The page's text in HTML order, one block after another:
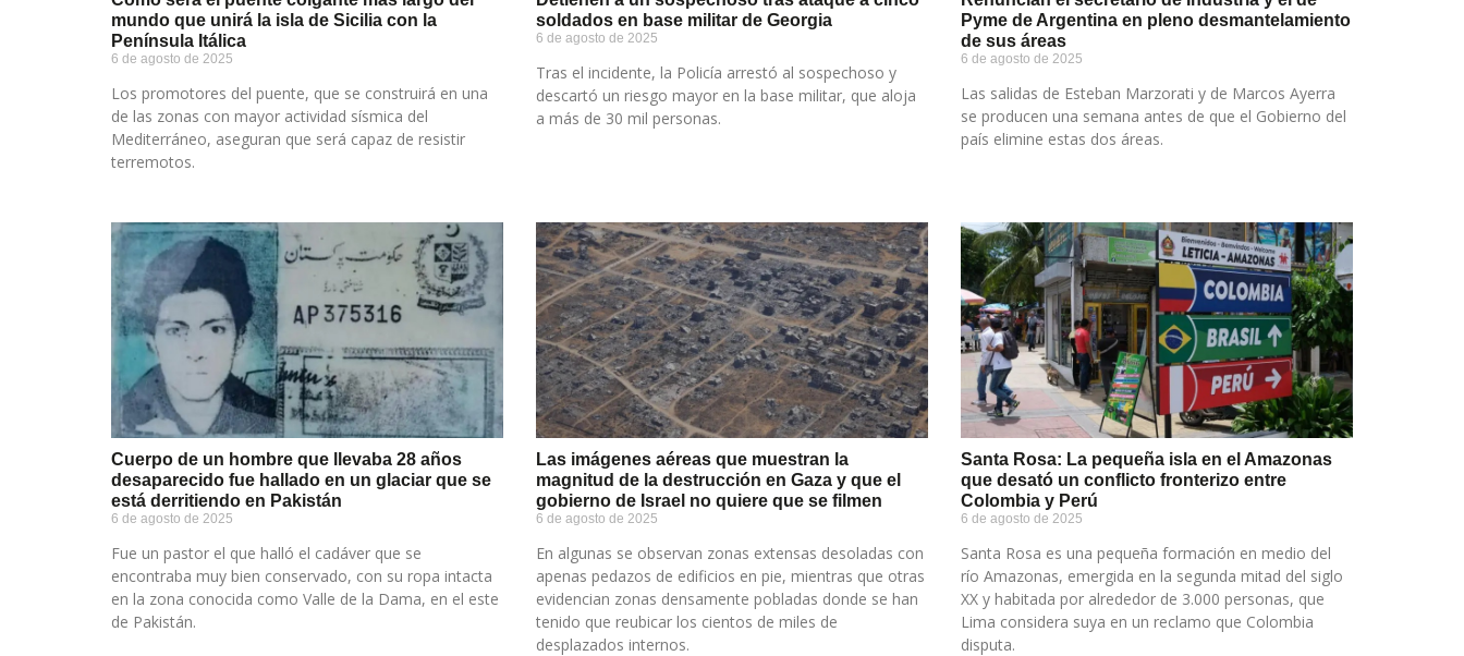
mundo que unirá la isla de Sicilia con la
Península Itálica
6 de agosto de 2025
Los promotores del puente, que se construirá en una
de las zonas con mayor actividad sísmica del
Mediterráneo, aseguran que será capaz de resistir
terremotos.
soldados en base militar de Georgia
6 de agosto de 2025
Tras el incidente, la Policía arrestó al sospechoso y
descartó un riesgo mayor en la base militar, que aloja
a más de 30 mil personas.
Pyme de Argentina en pleno desmantelamiento
de sus áreas
6 de agosto de 2025
Las salidas de Esteban Marzorati y de Marcos Ayerra
se producen una semana antes de que el Gobierno del
país elimine estas dos áreas.
Cuerpo de un hombre que llevaba 28 años
desaparecido fue hallado en un glaciar que se
está derritiendo en Pakistán
6 de agosto de 2025
Fue un pastor el que halló el cadáver que se
encontraba muy bien conservado, con su ropa intacta
en la zona conocida como Valle de la Dama, en el este
de Pakistán.
Las imágenes aéreas que muestran la
magnitud de la destrucción en Gaza y que el
gobierno de Israel no quiere que se filmen
6 de agosto de 2025
En algunas se observan zonas extensas desoladas con
apenas pedazos de edificios en pie, mientras que otras
evidencian zonas densamente pobladas donde se han
tenido que reubicar los cientos de miles de
desplazados internos.
Santa Rosa: La pequeña isla en el Amazonas
que desató un conflicto fronterizo entre
Colombia y Perú
6 de agosto de 2025
Santa Rosa es una pequeña formación en medio del
río Amazonas, emergida en la segunda mitad del siglo
XX y habitada por alrededor de 3.000 personas, que
Lima considera suya en un reclamo que Colombia
disputa.